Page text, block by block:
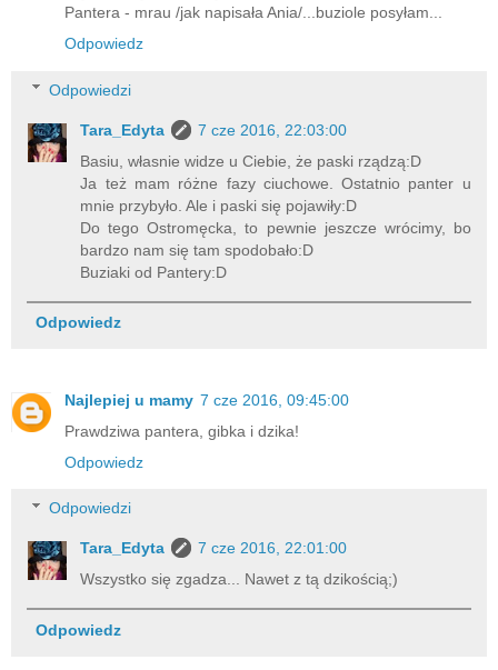
Pantera - mrau /jak napisała Ania/...buziole posyłam...
Odpowiedz
Odpowiedzi
Tara_Edyta
7 cze 2016, 22:03:00
Basiu, własnie widze u Ciebie, że paski rządzą:D
Ja też mam różne fazy ciuchowe. Ostatnio panter u
mnie przybyło. Ale i paski się pojawiły:D
Do tego Ostromęcka, to pewnie jeszcze wrócimy, bo
bardzo nam się tam spodobało:D
Buziaki od Pantery:D
Odpowiedz
Najlepiej u mamy 7 cze 2016, 09:45:00
Prawdziwa pantera, gibka i dzika!
Odpowiedz
Odpowiedzi
Tara_Edyta
7 cze 2016, 22:01:00
Wszystko się zgadza... Nawet z tą dzikością;)
Odpowiedz